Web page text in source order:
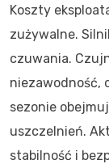
Koszty
zużywalne.
czuwania.
niezawodność,
sezonie
uszczelnień.
stabilność i